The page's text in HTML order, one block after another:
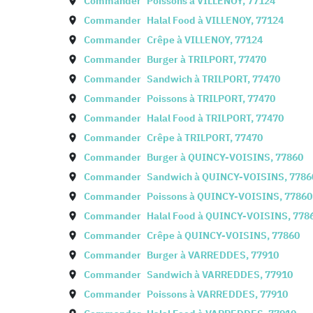
Commander Halal Food àVILLENOY,77124
Commander Crêpe àVILLENOY,77124
Commander Burger àTRILPORT,77470
Commander Sandwich àTRILPORT,77470
Commander Poissons àTRILPORT,77470
Commander Halal Food àTRILPORT,77470
Commander Crêpe àTRILPORT,77470
Commander Burger àQUINCY-VOISINS,77860
Commander Sandwich àQUINCY-VOISINS,
Commander Poissons àQUINCY-VOISINS,77860
Commander Halal Food àQUINCY-VOISINS,
Commander Crêpe àQUINCY-VOISINS,77860
Commander Burger àVARREDDES,77910
Commander Sandwich àVARREDDES,77910
Commander Poissons àVARREDDES,77910